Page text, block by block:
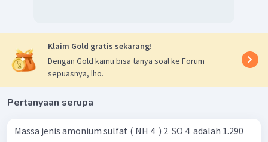
Klaim Gold gratis sekarang!
Dengan Gold kamu bisa tanya soal ke Forum
sepuasnya, lho.
Pertanyaan serupa
Massa jenis amonium sulfat ( NH 4 ​ ) 2 ​ SO 4 ​ adalah 1.290